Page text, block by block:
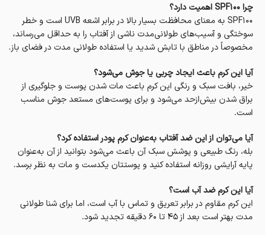
چرا SPF100 اهمیت دارد؟
SPF100 به معنای محافظت بسیار بالا در برابر اشعه UVB است و خطر
سوختگی و آسیب‌های طولانی‌مدت ناشی از آفتاب را به حداقل می‌رساند،
مخصوصاً در مناطق با تابش شدید یا استفاده طولانی مدت در فضای باز.
آیا این کرم باعث ایجاد چربی یا جوش می‌شود؟
خیر، بافت سبک و رنگی این کرم باعث مات شدن پوست و جلوگیری از
براق شدن بیش‌ازحد می‌شود و برای پوست‌های مستعد جوش مناسب
است.
آیا می‌توان از این ضد آفتاب به‌عنوان کرم پودر استفاده کرد؟
بله، رنگ طبیعی و پوشش سبک آن باعث می‌شود بتوانید از آن به‌عنوان
پایه آرایشی روزانه استفاده کنید و پوستتان یکدست و مات به نظر برسد.
آیا این کرم ضد آب است؟
این کرم مقاوم در برابر تعریق و تماس با آب است، اما برای شنا طولانی
مدت بهتر است بعد از ۴۵ تا ۶۰ دقیقه تجدید شود.